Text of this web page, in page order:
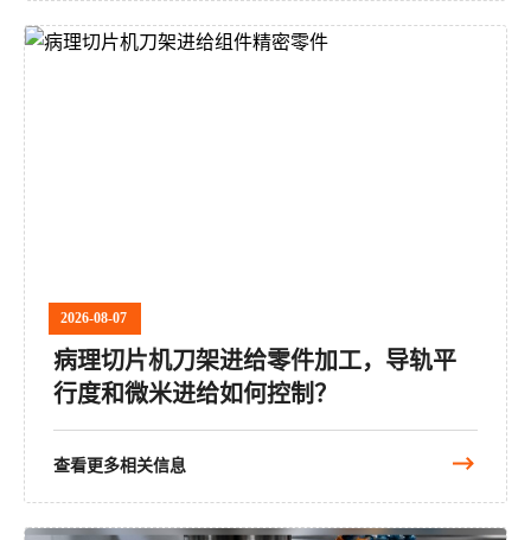
2026-08-07
病理切片机刀架进给零件加工，导轨平
行度和微米进给如何控制？
查看更多相关信息